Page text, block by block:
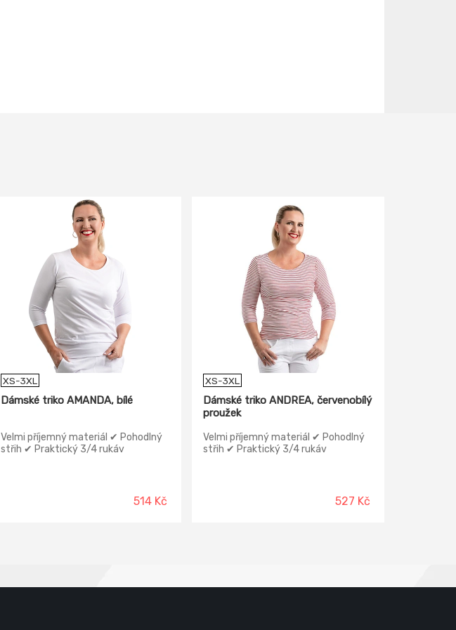
XS-3XL
Dámské triko AMANDA, bílé
Velmi příjemný materiál ✔ Pohodlný
střih ✔ Praktický 3/4 rukáv
514 Kč
XS-3XL
Dámské triko ANDREA, červenobílý
proužek
Velmi příjemný materiál ✔ Pohodlný
střih ✔ Praktický 3/4 rukáv
527 Kč